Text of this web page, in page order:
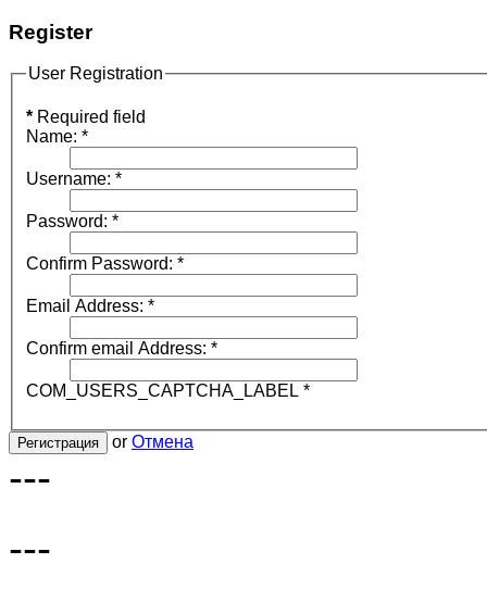
Register
User Registration
* Required field
Name: *
Username: *
Password: *
Confirm Password: *
Email Address: *
Confirm email Address: *
COM_USERS_CAPTCHA_LABEL *
Регистрация or Отмена
---
---